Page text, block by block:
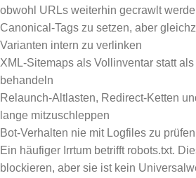
obwohl URLs weiterhin gecrawlt
Canonical-Tags zu setzen, aber
Varianten intern zu verlinken
XML-Sitemaps als Vollinventar statt
behandeln
Relaunch-Altlasten, Redirect-Ketten
lange mitzuschleppen
Bot-Verhalten nie mit Logfiles zu prüfen
Ein häufiger Irrtum betrifft robots.txt.
blockieren, aber sie ist kein